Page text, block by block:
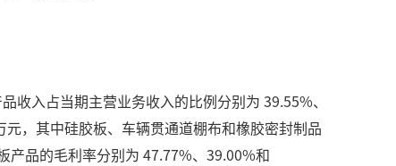
入占当期主营业务收入的比例分别为 39.55%、
，其中硅胶板、车辆贯通道棚布和橡胶密封制品
产品的毛利率分别为 47.77%、39.00%和